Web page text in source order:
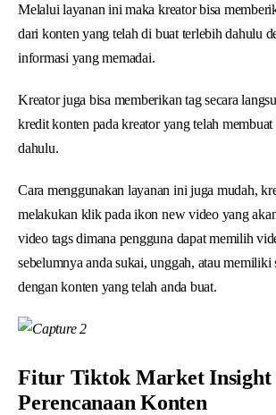
Melalui layanan ini maka kreator bisa
dari konten yang telah di buat terlebih dahulu
informasi yang memadai.
Kreator juga bisa memberikan tag secara
kredit konten pada kreator yang telah
dahulu.
Cara menggunakan layanan ini juga mudah,
melakukan klik pada ikon new video yang
video tags dimana pengguna dapat memilih
sebelumnya anda sukai, unggah, atau memiliki
dengan konten yang telah anda buat.
Fitur Tiktok Market Insight
Perencanaan Konten